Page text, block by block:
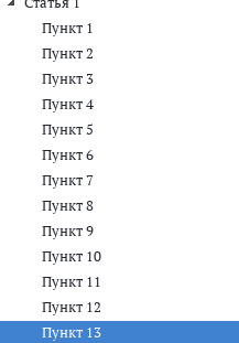
Пункт 1
Пункт 2
Пункт 3
Пункт 4
Пункт 5
Пункт 6
Пункт 7
Пункт 8
Пункт 9
Пункт 10
Пункт 11
Пункт 12
Пункт 13